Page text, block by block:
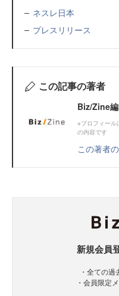
ネスレ日本
プレスリリース
この記事の著者
Biz/Zine編
※プロフィール
の内容です
この著者
新規会員
・全ての
・会員限定